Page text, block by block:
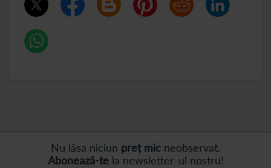
Nu lăsa niciun preț mic neobservat.
Abonează-tela newsletter-ul nostru!